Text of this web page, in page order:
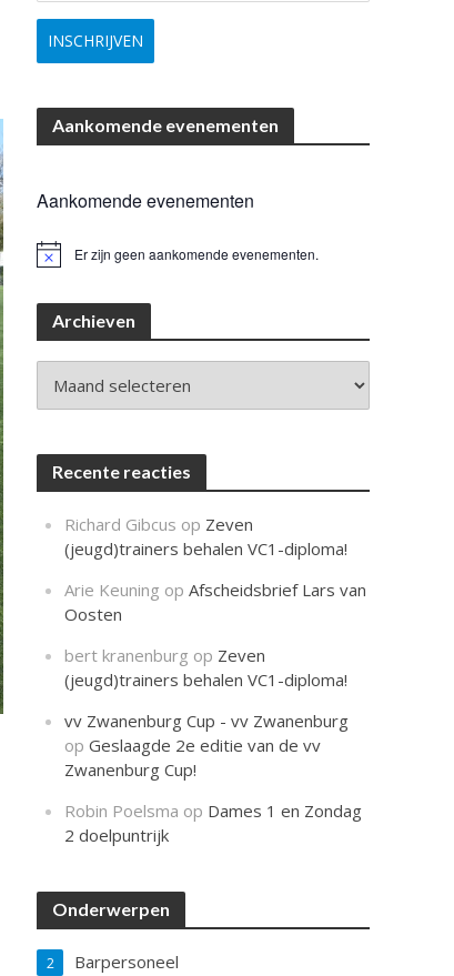
Aankomende evenementen
Aankomende evenementen
B
t
Er zijn geen aankomende evenementen.
Archieven
Recente reacties
Richard Gibcus op Zeven
(jeugd)trainers behalen VC1-diploma!
Arie Keuning opAfscheidsbrief Lars van
Oosten
bert kranenburg op Zeven
(jeugd)trainers behalen VC1-diploma!
vv Zwanenburg Cup - vv Zwanenburg
opGeslaagde 2e editie van de vv
Zwanenburg Cup!
Robin Poelsma op Dames 1 en Zondag
2 doelpuntrijk
Onderwerpen
Barpersoneel
2